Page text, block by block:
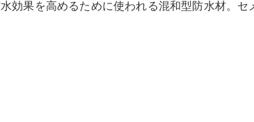
効果を高めるために使われる混和型防水材。